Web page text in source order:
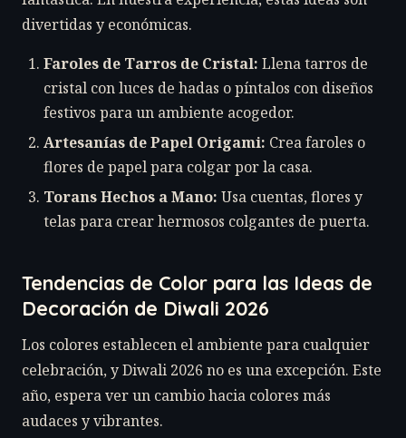
divertidas y económicas.
Faroles de Tarros de Cristal: Llena tarros de
cristal con luces de hadas o píntalos con diseños
festivos para un ambiente acogedor.
Artesanías de Papel Origami: Crea faroles o
flores de papel para colgar por la casa.
Torans Hechos a Mano: Usa cuentas, flores y
telas para crear hermosos colgantes de puerta.
Tendencias de Color para las Ideas de
Decoración de Diwali 2026
Los colores establecen el ambiente para cualquier
celebración, y Diwali 2026 no es una excepción. Este
año, espera ver un cambio hacia colores más
audaces y vibrantes.